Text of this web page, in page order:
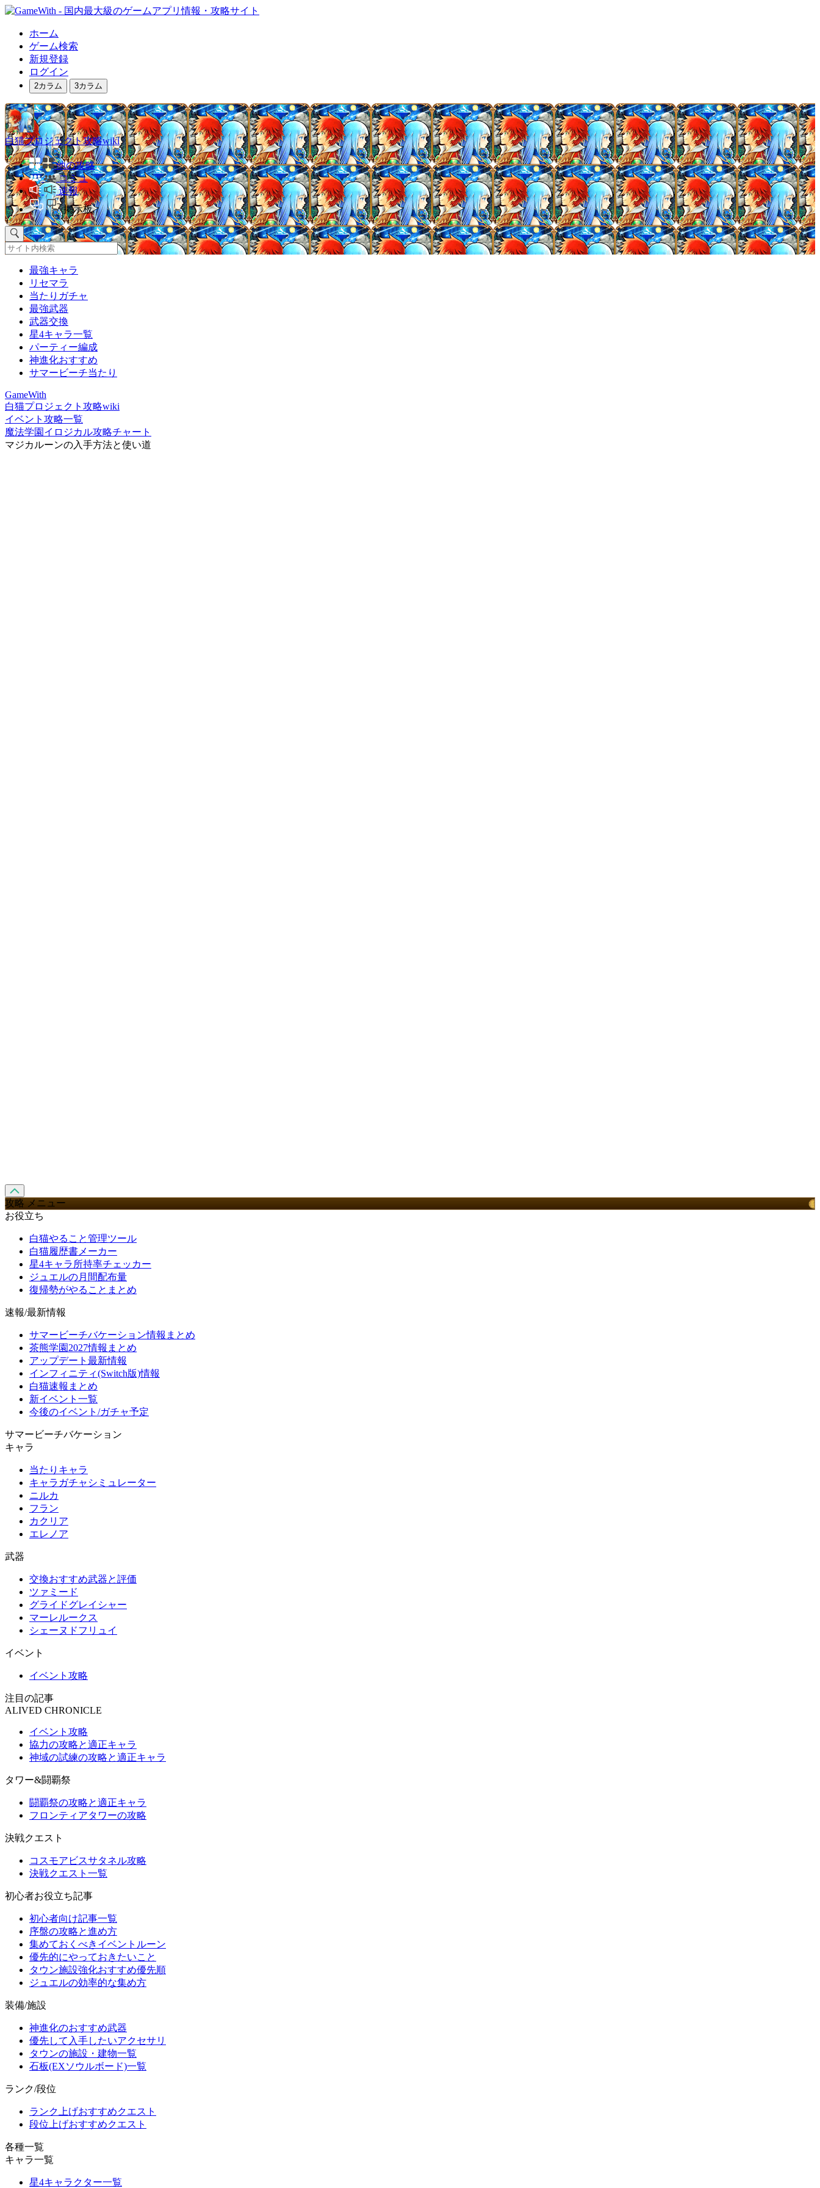
ホーム
ゲーム検索
新規登録
ログイン
2カラム 3カラム
白猫プロジェクト攻略wiki
他の攻略
コミュ
速報
掲示板
最強キャラ
リセマラ
当たりガチャ
最強武器
武器交換
星4キャラ一覧
パーティー編成
神進化おすすめ
サマービーチ当たり
GameWith
白猫プロジェクト攻略wiki
イベント攻略一覧
魔法学園イロジカル攻略チャート
マジカルーンの入手方法と使い道
攻略 メニュー
お役立ち
白猫やること管理ツール
白猫履歴書メーカー
星4キャラ所持率チェッカー
ジュエルの月間配布量
復帰勢がやることまとめ
速報/最新情報
サマービーチバケーション情報まとめ
茶熊学園2027情報まとめ
アップデート最新情報
インフィニティ(Switch版)情報
白猫速報まとめ
新イベント一覧
今後のイベント/ガチャ予定
サマービーチバケーション
キャラ
当たりキャラ
キャラガチャシミュレーター
ニルカ
フラン
カクリア
エレノア
武器
交換おすすめ武器と評価
ツァミード
グライドグレイシャー
マーレルークス
シェーヌドフリュイ
イベント
イベント攻略
注目の記事
ALIVED CHRONICLE
イベント攻略
協力の攻略と適正キャラ
神域の試練の攻略と適正キャラ
タワー&闘覇祭
闘覇祭の攻略と適正キャラ
フロンティアタワーの攻略
決戦クエスト
コスモアビスサタネル攻略
決戦クエスト一覧
初心者お役立ち記事
初心者向け記事一覧
序盤の攻略と進め方
集めておくべきイベントルーン
優先的にやっておきたいこと
タウン施設強化おすすめ優先順
ジュエルの効率的な集め方
装備/施設
神進化のおすすめ武器
優先して入手したいアクセサリ
タウンの施設・建物一覧
石板(EXソウルボード)一覧
ランク/段位
ランク上げおすすめクエスト
段位上げおすすめクエスト
各種一覧
キャラ一覧
星4キャラクター一覧